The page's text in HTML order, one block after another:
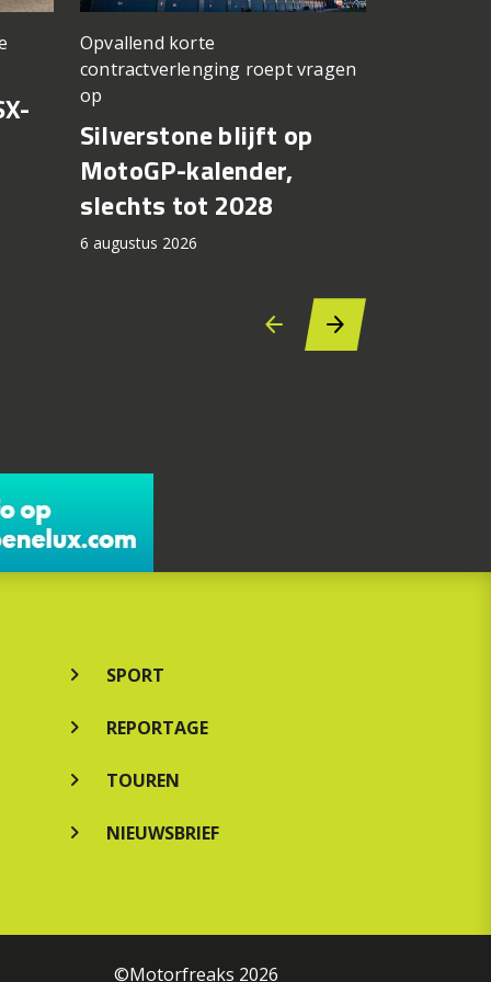
Opvallend korte
contractverlenging roept vragen
op
Silverstone blijft op
MotoGP-kalender,
slechts tot 2028
6 augustus 2026
SPORT
REPORTAGE
TOUREN
NIEUWSBRIEF
©Motorfreaks 2026